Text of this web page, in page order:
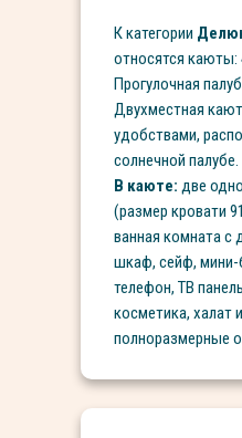
К категории
относятся каюты:
Прогулочная
Двухместная
удобствами,
солнечной палубе.
В каюте: две
(размер кровати
ванная комната с
шкаф, сейф, мини-
телефон, ТВ
косметика, халат
полноразмерные